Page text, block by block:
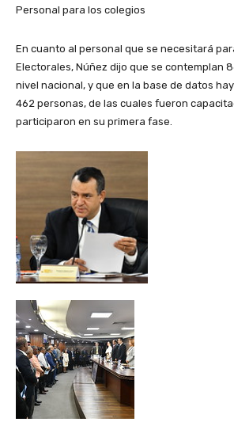
Personal para los colegios
En cuanto al personal que se necesitará
Electorales, Núñez dijo que se contemplan
nivel nacional, y que en la base de datos
462 personas, de las cuales fueron
participaron en su primera fase.